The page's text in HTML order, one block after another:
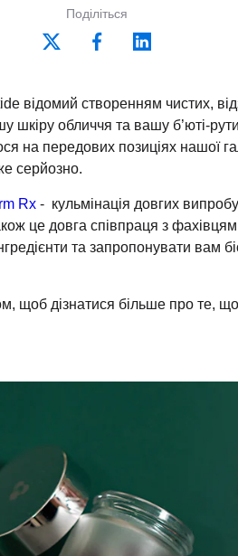
Поділіться
відомий створенням чистих,
обличчя та вашу б’юті-
на передових позиціях нашої
серйозно.
Rx - кульмінація довгих
це довга співпраця з
та запропонувати вам
щоб дізнатися більше про те, що